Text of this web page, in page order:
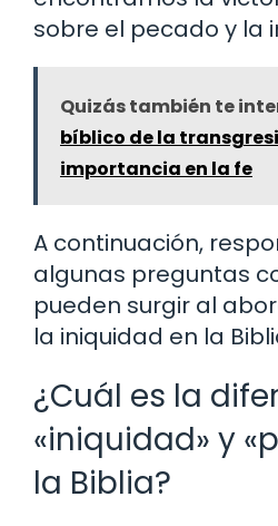
sobre el pecado y la
Quizás también te
bíblico de la
importancia en la fe
A continuación,
algunas preguntas
pueden surgir al
la iniquidad en la
¿Cuál es la
«iniquidad» y
la Biblia?